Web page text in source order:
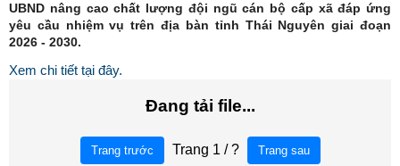
UBND nâng cao chất lượng đội ngũ cán bộ cấp xã đáp ứng
yêu cầu nhiệm vụ trên địa bàn tỉnh Thái Nguyên giai đoạn
2026 - 2030.
Xem chi tiết tại đây.